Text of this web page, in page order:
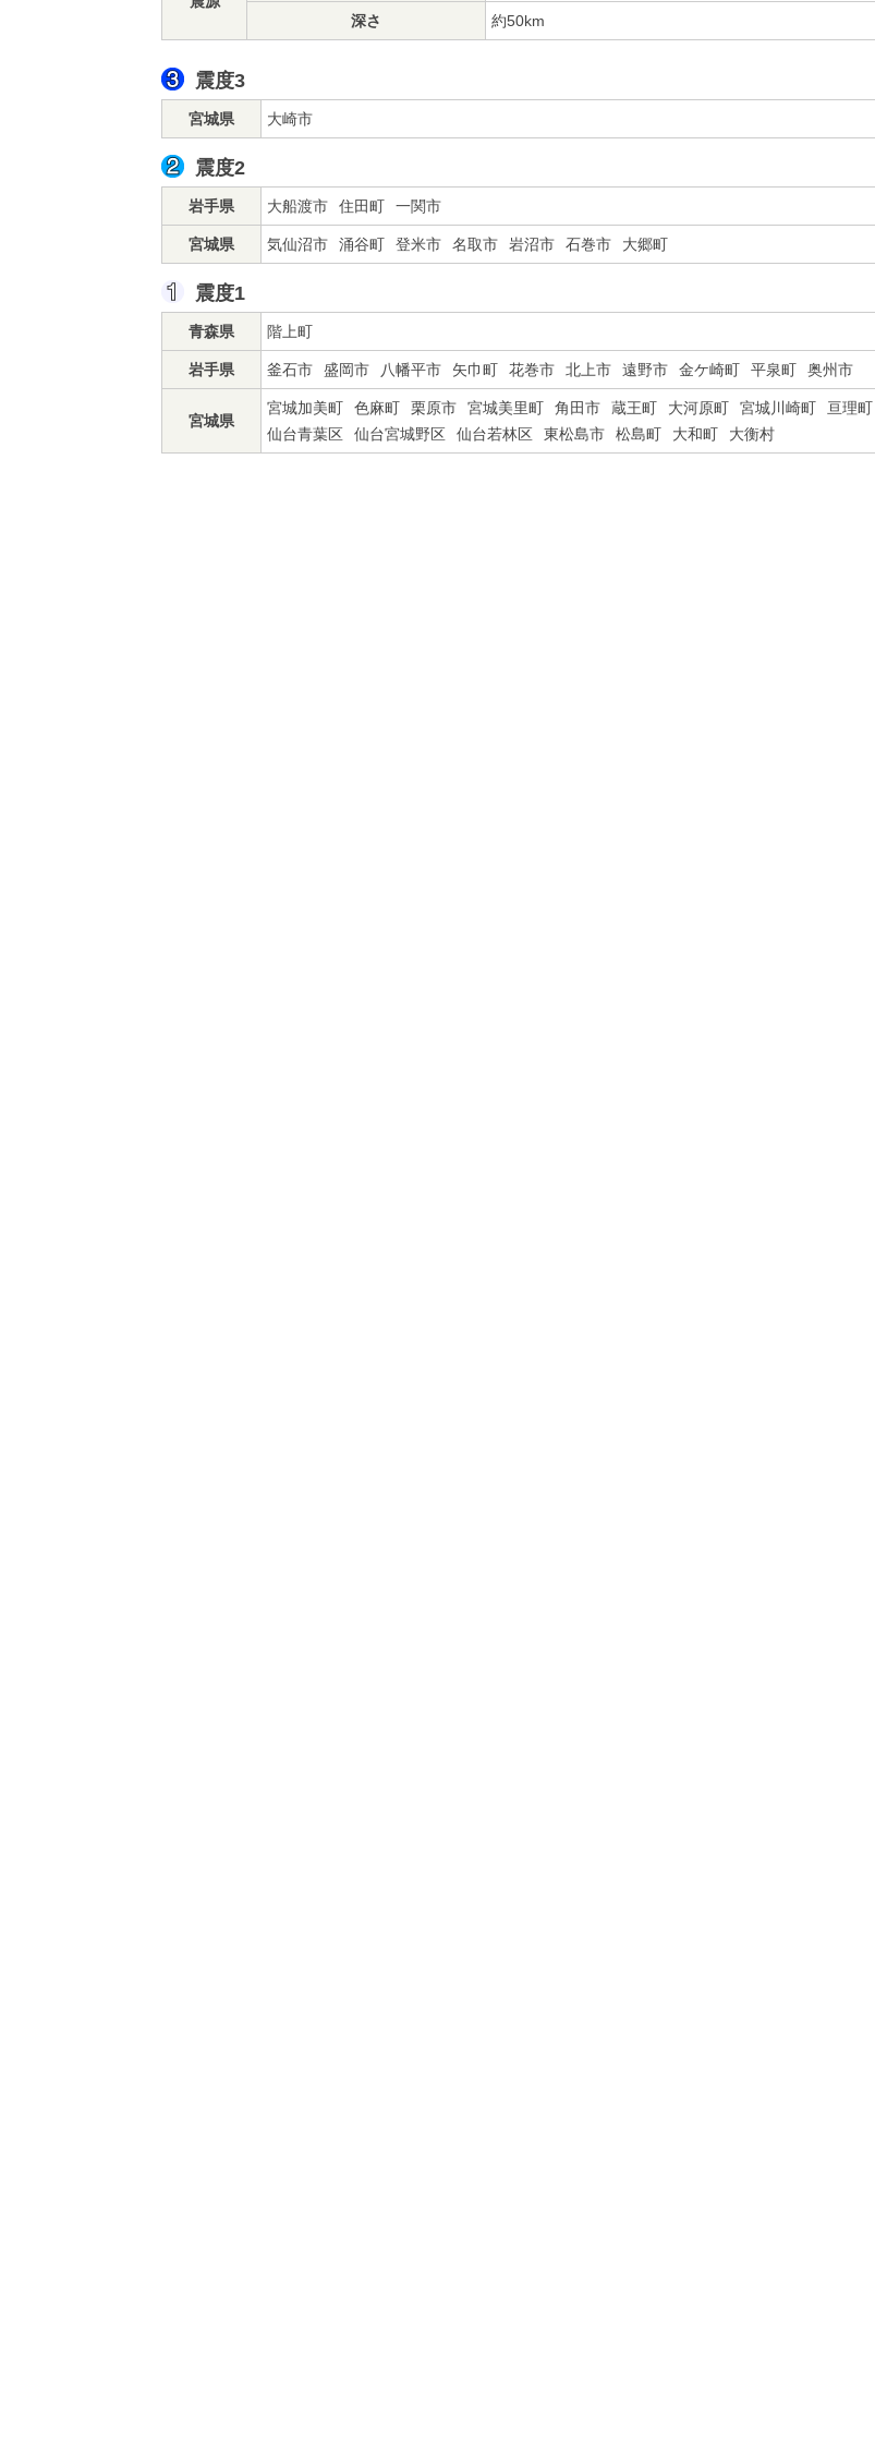
深さ
約50km
震度3
宮城県 大崎市
震度2
岩手県 大船渡市 住田町 一関市
宮城県 気仙沼市 涌谷町 登米市 名取市 岩沼市 石巻市 大郷町
震度1
青森県 階上町
岩手県 釜石市 盛岡市 八幡平市 矢巾町 花巻市 北上市 遠野市 金ケ崎町 平泉町 奥州市
宮城県
宮城加美町 色麻町 栗原市 宮城美里町 角田市 蔵王町 大河原町 宮城川崎町
亘理町
仙台青葉区
仙台宮城野区 仙台若林区 東松島市 松島町 大和町 大衡村